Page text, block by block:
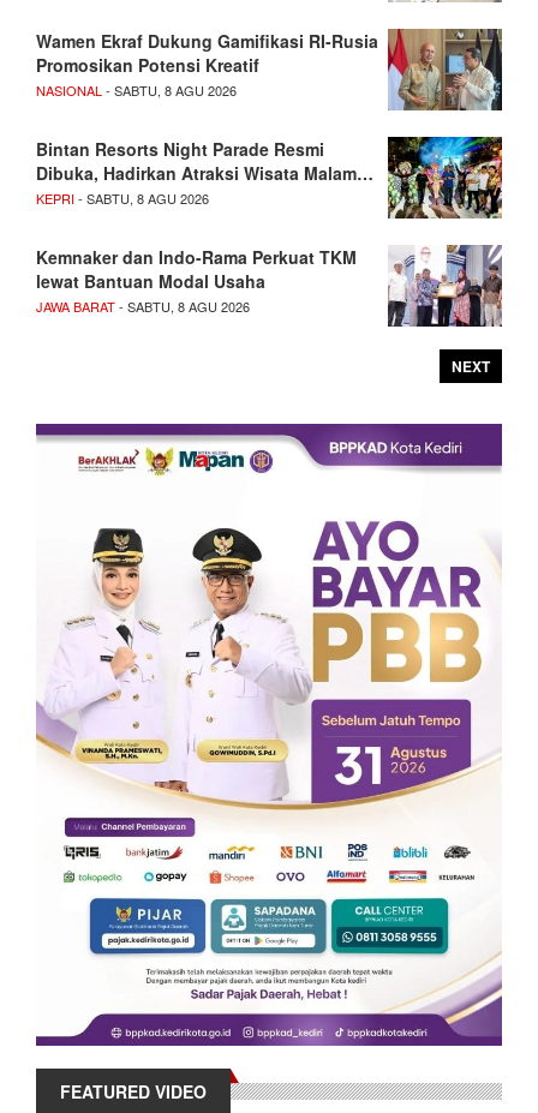
Wamen Ekraf Dukung Gamifikasi RI-Rusia
Promosikan Potensi Kreatif
NASIONAL- SABTU, 8 AGU 2026
Bintan Resorts Night Parade Resmi
Dibuka, Hadirkan Atraksi Wisata Malam…
KEPRI- SABTU, 8 AGU 2026
Kemnaker dan Indo-Rama Perkuat TKM
lewat Bantuan Modal Usaha
JAWA BARAT- SABTU, 8 AGU 2026
NEXT
FEATURED VIDEO